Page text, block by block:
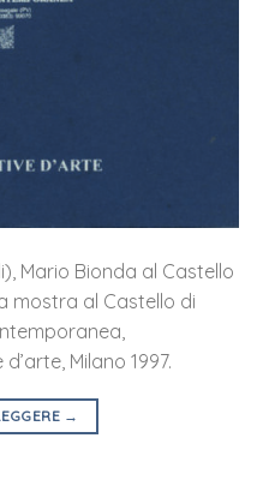
Mario Bionda al Castello
mostra al Castello di
Milano 1997.
→